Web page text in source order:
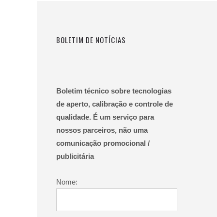
BOLETIM DE NOTÍCIAS
Boletim técnico sobre tecnologias
de aperto, calibração e controle de
qualidade. É um serviço para
nossos parceiros, não uma
comunicação promocional /
publicitária
Nome: